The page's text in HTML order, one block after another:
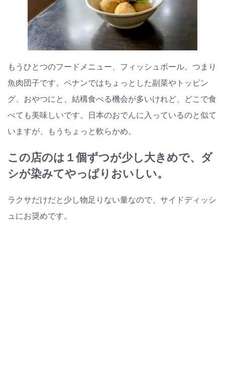
もうひとつのフードメニュー、フィッシュボール。つまり
魚肉団子です。ペナンではちょっとした副菜やトッピン
グ、おやつにと、結構食べる機会が多いけれど、どこで食
べても美味しいです。日本のおでんに入っているのと似て
いますが、もうちょっと軟らかめ。
この店のは１個ずつが少し大きめで、ダ
シが染みてやっぱりおいしい。
ラクサだけだと少し物足りない量なので、サイドディッシ
ュにお奨めです。